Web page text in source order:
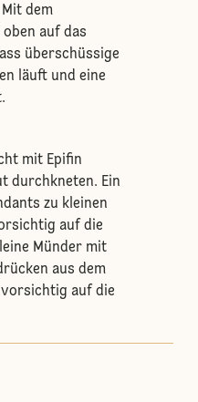
dem
auf das
überschüssige
läuft und eine
mit Epifin
durchkneten. Ein
zu kleinen
auf die
Münder mit
aus dem
auf die